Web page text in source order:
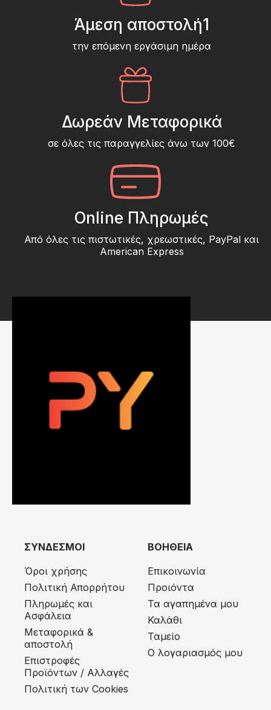
Άμεση αποστολή1
την επόμενη εργάσιμη ημέρα
Δωρεάν Μεταφορικά
σε όλες τις παραγγελίες άνω των 100€
Online Πληρωμές
Από όλες τις πιστωτικές, χρεωστικές, PayPal και
American Express
ΣΥΝΔΕΣΜΟΙ
Όροι χρήσης
Πολιτική Απορρήτου
Πληρωμές και
Ασφάλεια
Μεταφορικά &
αποστολή
Eπιστροφές
Προϊόντων / Αλλαγές
Πολιτική των Cookies
ΒΟΗΘΕΙΑ
Επικοινωνία
Προιόντα
Τα αγαπημένα μου
Καλάθι
Ταμείο
Ο λογαριασμός μου